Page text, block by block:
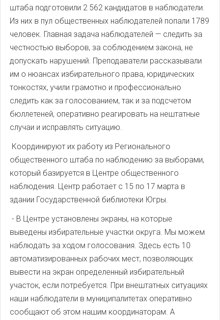
штаба подготовили 2 562 кандидатов в наблюдатели.
Из них в пул общественных наблюдателей попали 1789
человек. Главная задача наблюдателей — следить за
честностью выборов, за соблюдением закона, не
допускать нарушений. Преподаватели рассказывали
им о нюансах избирательного права, юридических
тонкостях, учили грамотно и профессионально
следить как за голосованием, так и за подсчетом
бюллетеней, оперативно реагировать на нештатные
случаи и исправлять ситуацию.
Координируют их работу из Регионального
общественного штаба по наблюдению за выборами,
который базируется в Центре общественного
наблюдения. Центр работает с 15 по 17 марта в
здании Государственной библиотеки Югры.
- В Центре установлены экраны, на которые
выведены избирательные участки округа. Мы можем
наблюдать за ходом голосования. Здесь есть 10
автоматизированных рабочих мест, позволяющих
вывести на экран определенный избирательный
участок, если потребуется. При внештатных ситуациях
наши наблюдатели в муниципалитетах оперативно
сообщают об этом нашим координаторам. А